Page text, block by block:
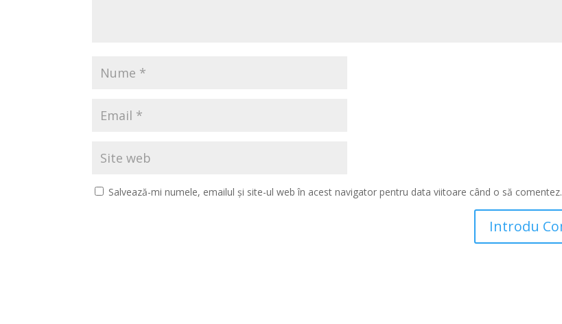
Salvează-mi numele, emailul și site-ul web în acest navigator pentru data viitoare când o să comentez.